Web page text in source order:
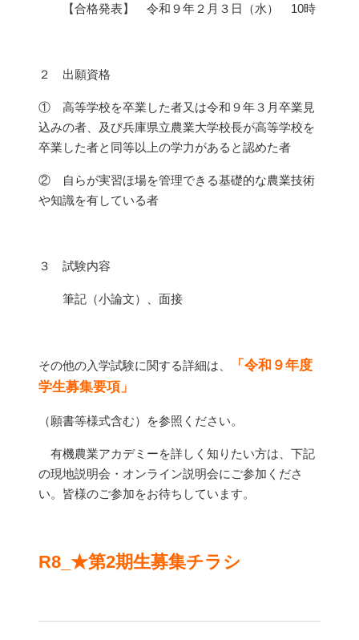
【合格発表】 令和９年２月３日（水） 10時
２ 出願資格
① 高等学校を卒業した者又は令和９年３月卒業見
込みの者、及び兵庫県立農業大学校長が高等学校を
卒業した者と同等以上の学力があると認めた者
② 自らが実習ほ場を管理できる基礎的な農業技術
や知識を有している者
３ 試験内容
筆記（小論文）、面接
その他の入学試験に関する詳細は、
「令和９年度
学生募集要項」
（願書等様式含む）を参照ください。
有機農業アカデミーを詳しく知りたい方は、下記
の現地説明会・オンライン説明会にご参加くださ
い。皆様のご参加をお待ちしています。
R8_★第2期生募集チラシ